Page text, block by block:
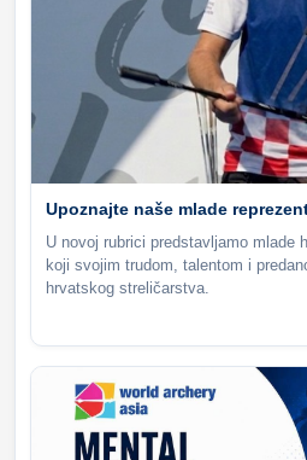
Upoznajte naše mlade
U novoj rubrici predstavljamo mlade
koji svojim trudom, talentom i
hrvatskog streličarstva.